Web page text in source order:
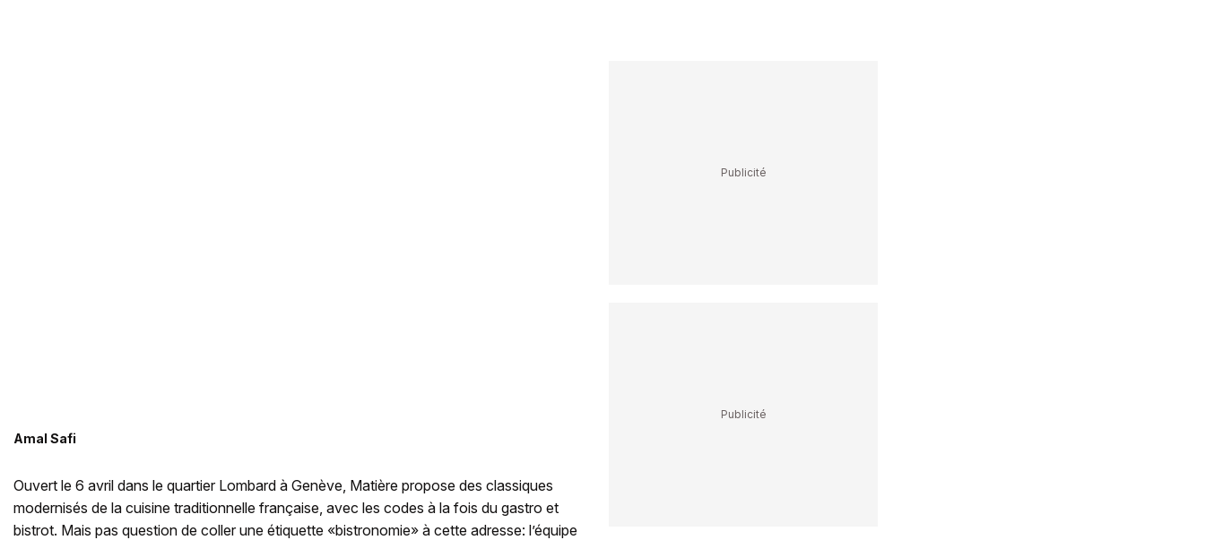
Amal Safi
Ouvert le 6 avril dans le quartier Lombard à Genève, Matière propose des classiques
modernisés de la cuisine traditionnelle française, avec les codes à la fois du gastro et
bistrot. Mais pas question de coller une étiquette «bistronomie» à cette adresse: l’équipe